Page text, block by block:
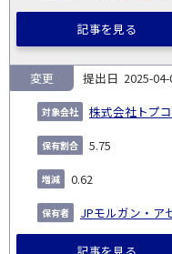
記事を見る
2025-04-
株式会社トプ
変更
5.75
0.62
JPモルガン・ア